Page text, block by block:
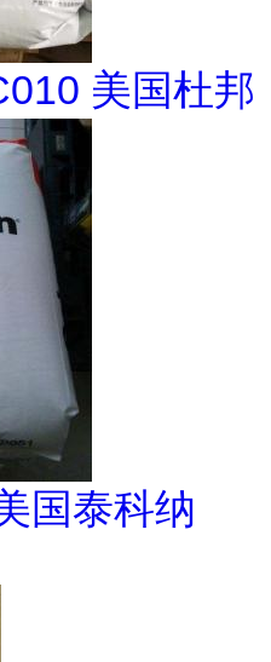
美国杜邦
国泰科纳